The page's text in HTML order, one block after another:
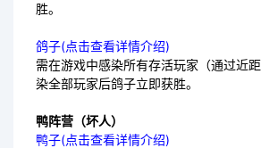
胜。
鸽子(点击查看详情介绍)
需在游戏中感染所有存活玩家（通过近
染全部玩家后鸽子立即获胜。
鸭阵营（坏人）
鸭子(点击查看详情介绍)